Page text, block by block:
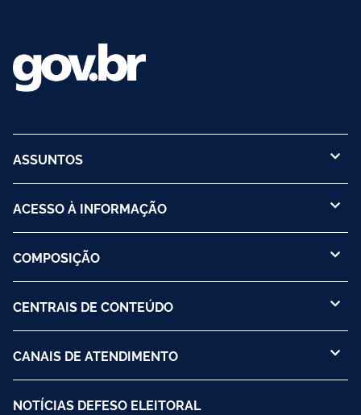
ASSUNTOS
ACESSO À INFORMAÇÃO
COMPOSIÇÃO
CENTRAIS DE CONTEÚDO
CANAIS DE ATENDIMENTO
NOTÍCIAS DEFESO ELEITORAL